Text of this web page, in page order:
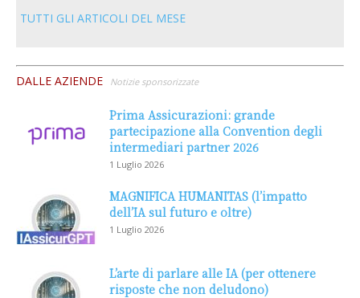
TUTTI GLI ARTICOLI DEL MESE
DALLE AZIENDE Notizie sponsorizzate
Prima Assicurazioni: grande
partecipazione alla Convention degli
intermediari partner 2026
1 Luglio 2026
MAGNIFICA HUMANITAS (l’impatto
dell’IA sul futuro e oltre)
1 Luglio 2026
L’arte di parlare alle IA (per ottenere
risposte che non deludono)